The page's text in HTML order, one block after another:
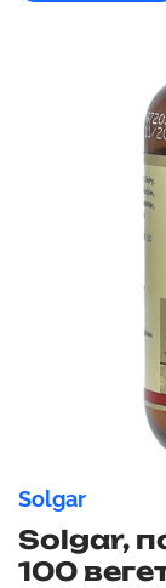
Solgar
Solgar,
100